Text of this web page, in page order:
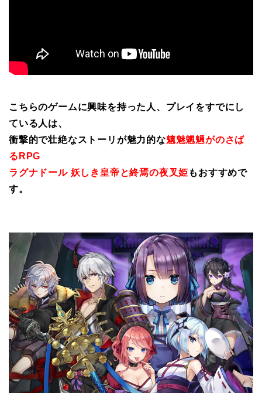
こちらのゲームに興味を持った人、プレイをすでにし
ている人は、
衝撃的で壮絶なストーリが魅力的な魑魅魍魎がのさば
るRPG
ラグナドール 妖しき皇帝と終焉の夜叉姫 もおすすめで
す。